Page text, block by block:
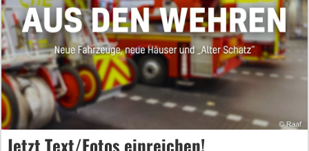
Jetzt Text/Fotos einreichen!